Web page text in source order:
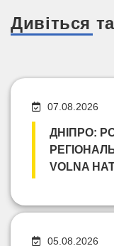
Дивіться
07.08.2026
ДНІПРО:
VOLNA
05.08.2026